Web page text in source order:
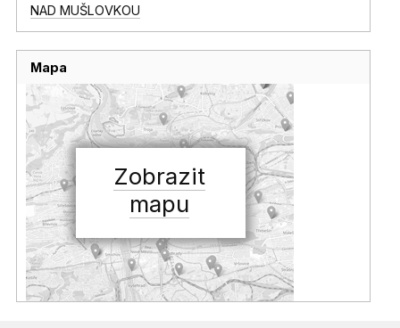
NAD MUŠLOVKOU
Mapa
Zobrazit
mapu